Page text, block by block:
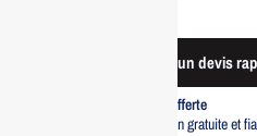
Demander un devis
Livraison standard offerte
Profitez d’une livraison gratuite et